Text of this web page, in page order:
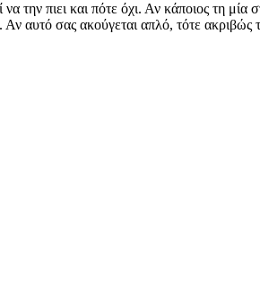
την πιει και πότε όχι. Αν κάποιος τη μία
αυτό σας ακούγεται απλό, τότε ακριβώς